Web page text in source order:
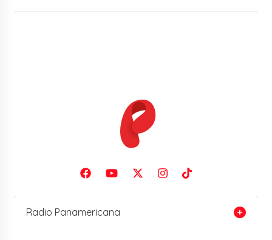
Radio Panamericana